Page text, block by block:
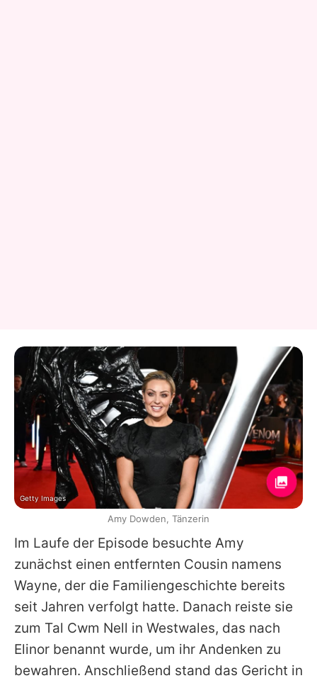
Im Laufe der Episode besuchte Amy
zunächst einen entfernten Cousin namens
Wayne, der die Familiengeschichte bereits
seit Jahren verfolgt hatte. Danach reiste sie
zum Tal Cwm Nell in Westwales, das nach
Elinor benannt wurde, um ihr Andenken zu
bewahren. Anschließend stand das Gericht in
Getty Images
Amy Dowden, Tänzerin